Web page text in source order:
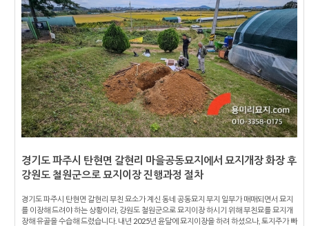
경기도 파주시 탄현면 갈현리 마을공동묘지에서 묘지개장 화장 후
강원도 철원군으로 묘지이장 진행과정 절차
경기도 파주시 탄현면 갈현리 부친 묘소가 계신 동네 공동묘지 부지 일부가 매매되면서 묘지
를 이장해 드려야 하는 상황이라, 강원도 철원군으로 묘지이장 하시기 위해 부친묘를 묘지개
장해 유골을 수습해 드렸습니다. 내년 2025년 윤달에 묘지이장을 하려 하셨으나, 토지주가 빠